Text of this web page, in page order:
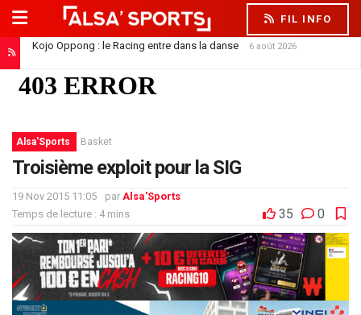
FIL INFO
Kojo Oppong : le Racing entre dans la danse 6 août 2026
Alsa'Sports Basket
Troisième exploit pour la SIG
19 Nov 2015 11:05 par Alsa'Sports
Temps de lecture : 4 mins
35 0